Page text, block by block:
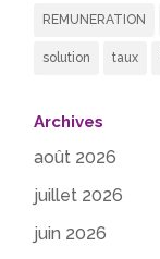
REMUNERATION
solution taux
Archives
août 2026
juillet 2026
juin 2026